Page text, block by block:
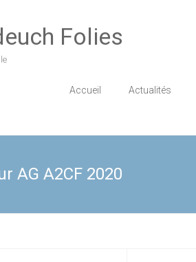
Folies
Accueil Actualités
AG A2CF 2020